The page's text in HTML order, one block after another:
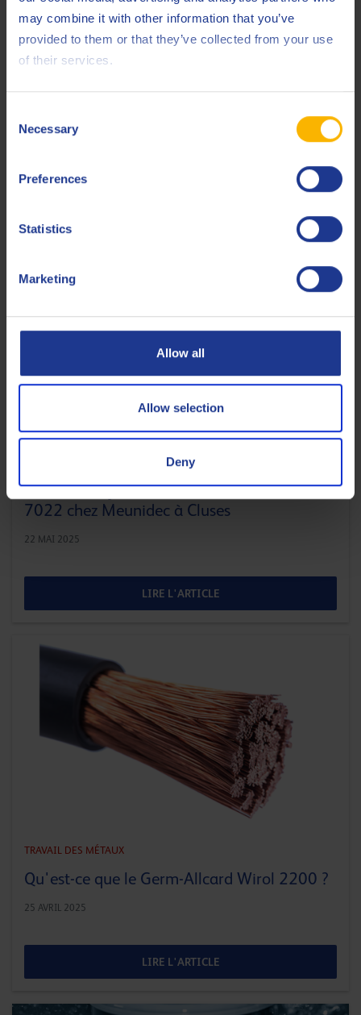
may combine it with other information that you’ve
provided to them or that they’ve collected from your use
of their services.
Selection
Necessary
Preferences
Statistics
Marketing
Allow all
Allow selection
Deny
ne sont plus un luxe
Success story de l’huile entière Q8 Bach
7022 chez Meunidec à Cluses
22 MAI 2025
LIRE L'ARTICLE
TRAVAIL DES MÉTAUX
Qu'est-ce que le Germ-Allcard Wirol 2200 ?
25 AVRIL 2025
LIRE L'ARTICLE